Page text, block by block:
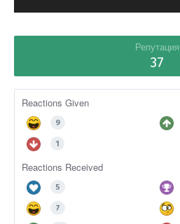
Репутация
37
Reactions Given
9
1
Reactions Received
5
7